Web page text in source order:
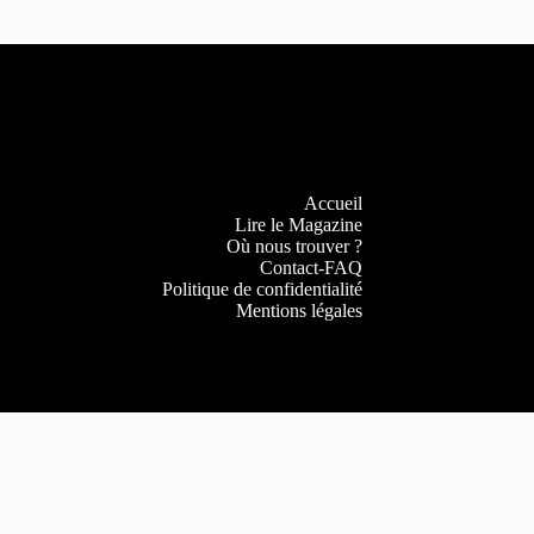
Accueil
Lire le Magazine
Où nous trouver ?
Contact-FAQ
Politique de confidentialité
Mentions légales